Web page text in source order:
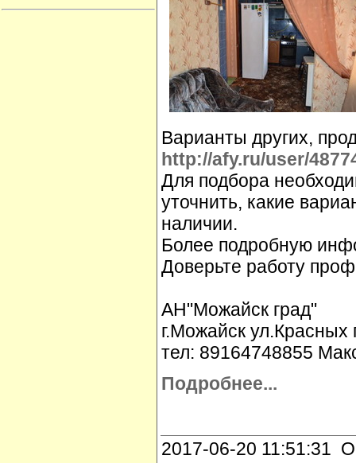
Варианты других,
http://afy.ru/user/
Для подбора
уточнить, какие
наличии.
Более подробную
Доверьте работу
АН"Можайск град"
г.Можайск
тел: 89164748855
Подробнее...
2017-06-20 11:51:31